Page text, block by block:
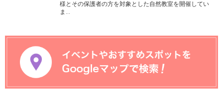
様とその保護者の方を対象とした自然教室を開催してい
ま…